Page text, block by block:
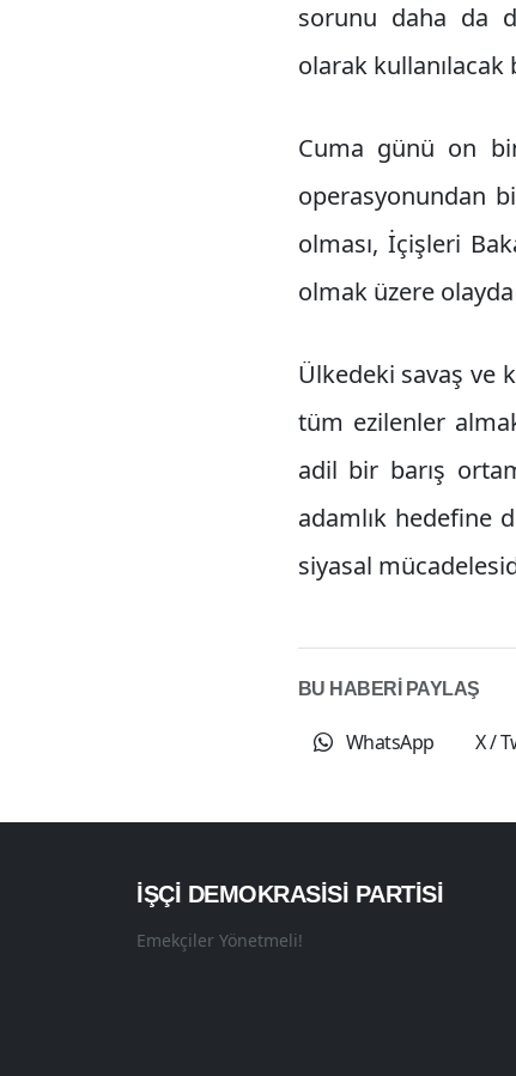
sorunu daha da
olarak
Cuma günü on
operasyonundan
olması, İçişleri
olmak üzere
Ülkedeki savaş ve
tüm ezilenler
adil bir barış
adamlık hedefine
siyasal
BU HABERİ PAYLAŞ
WhatsApp X /
İŞÇI DEMOKRASISI PARTISI
Emekçiler Yönetmeli!